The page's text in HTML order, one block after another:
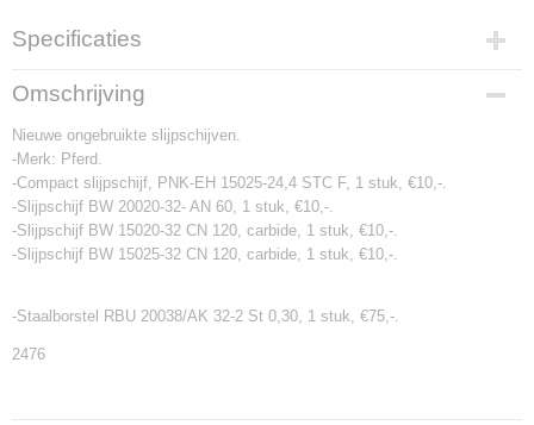
Specificaties
Productcode
2476
Omschrijving
Nieuwe ongebruikte slijpschijven.
-Merk: Pferd.
-Compact slijpschijf, PNK-EH 15025-24,4 STC F, 1 stuk, €10,-.
-Slijpschijf BW 20020-32- AN 60, 1 stuk, €10,-.
-Slijpschijf BW 15020-32 CN 120, carbide, 1 stuk, €10,-.
-Slijpschijf BW 15025-32 CN 120, carbide, 1 stuk, €10,-.
-Staalborstel RBU 20038/AK 32-2 St 0,30, 1 stuk, €75,-.
2476